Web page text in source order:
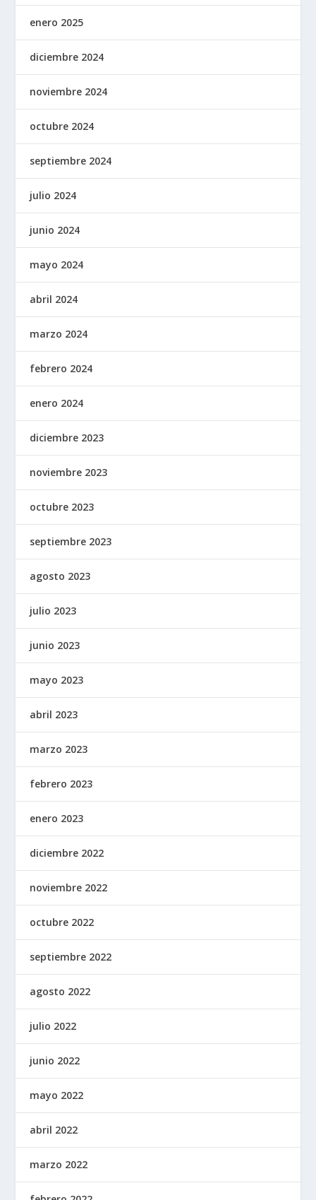
enero 2025
diciembre 2024
noviembre 2024
octubre 2024
septiembre 2024
julio 2024
junio 2024
mayo 2024
abril 2024
marzo 2024
febrero 2024
enero 2024
diciembre 2023
noviembre 2023
octubre 2023
septiembre 2023
agosto 2023
julio 2023
junio 2023
mayo 2023
abril 2023
marzo 2023
febrero 2023
enero 2023
diciembre 2022
noviembre 2022
octubre 2022
septiembre 2022
agosto 2022
julio 2022
junio 2022
mayo 2022
abril 2022
marzo 2022